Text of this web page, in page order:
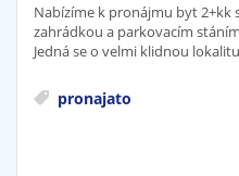
Nabízíme k pronájmu byt 2+kk
zahrádkou a parkovacím
Jedná se o velmi klidnou
pronajato